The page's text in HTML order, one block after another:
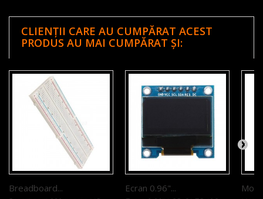
CLIENȚII CARE AU CUMPĂRAT ACEST
PRODUS AU MAI CUMPĂRAT ȘI:
Breadboard... Ecran 0.96"...